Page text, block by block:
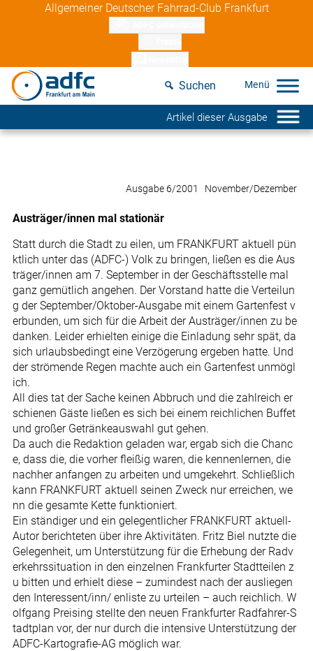
Allgemeiner Deutscher Fahrrad-Club Frankfurt
Suchen
Artikel dieser Ausgabe
Ausgabe 6/2001 November/Dezember
Austräger/innen mal stationär
Statt durch die Stadt zu eilen, um FRANKFURT aktuell pün
ktlich unter das (ADFC-) Volk zu bringen, ließen es die Aus
träger/innen am 7. September in der Geschäftsstelle mal
ganz gemütlich angehen. Der Vorstand hatte die Verteilun
g der September/Oktober-Ausgabe mit einem Gartenfest v
erbunden, um sich für die Arbeit der Austräger/innen zu be
danken. Leider erhielten einige die Einladung sehr spät, da
sich urlaubsbedingt eine Verzögerung ergeben hatte. Und
der strömende Regen machte auch ein Gartenfest unmögl
ich.
All dies tat der Sache keinen Abbruch und die zahlreich er
schienen Gäste ließen es sich bei einem reichlichen Buffet
und großer Getränkeauswahl gut gehen.
Da auch die Redaktion geladen war, ergab sich die Chanc
e, dass die, die vorher fleißig waren, die kennenlernen, die
nachher anfangen zu arbeiten und umgekehrt. Schließlich
kann FRANKFURT aktuell seinen Zweck nur erreichen, we
nn die gesamte Kette funktioniert.
Ein ständiger und ein gelegentlicher FRANKFURT aktuell-
Autor berichteten über ihre Aktivitäten. Fritz Biel nutzte die
Gelegenheit, um Unterstützung für die Erhebung der Radv
erkehrssituation in den einzelnen Frankfurter Stadtteilen z
u bitten und erhielt diese – zumindest nach der ausliegen
den Interessent/inn/ enliste zu urteilen – auch reichlich. W
olfgang Preising stellte den neuen Frankfurter Radfahrer-S
tadtplan vor, der nur durch die intensive Unterstützung der
ADFC-Kartografie-AG möglich war.